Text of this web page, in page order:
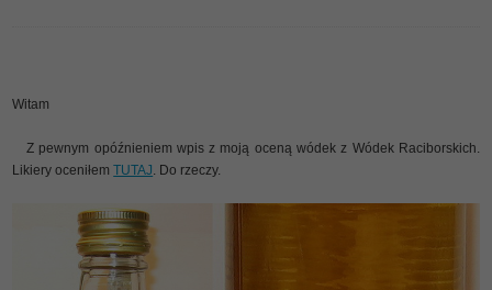
Witam
Z pewnym opóźnieniem wpis z moją oceną wódek z Wódek Raciborskich.
Likiery oceniłemTUTAJ . Do rzeczy.